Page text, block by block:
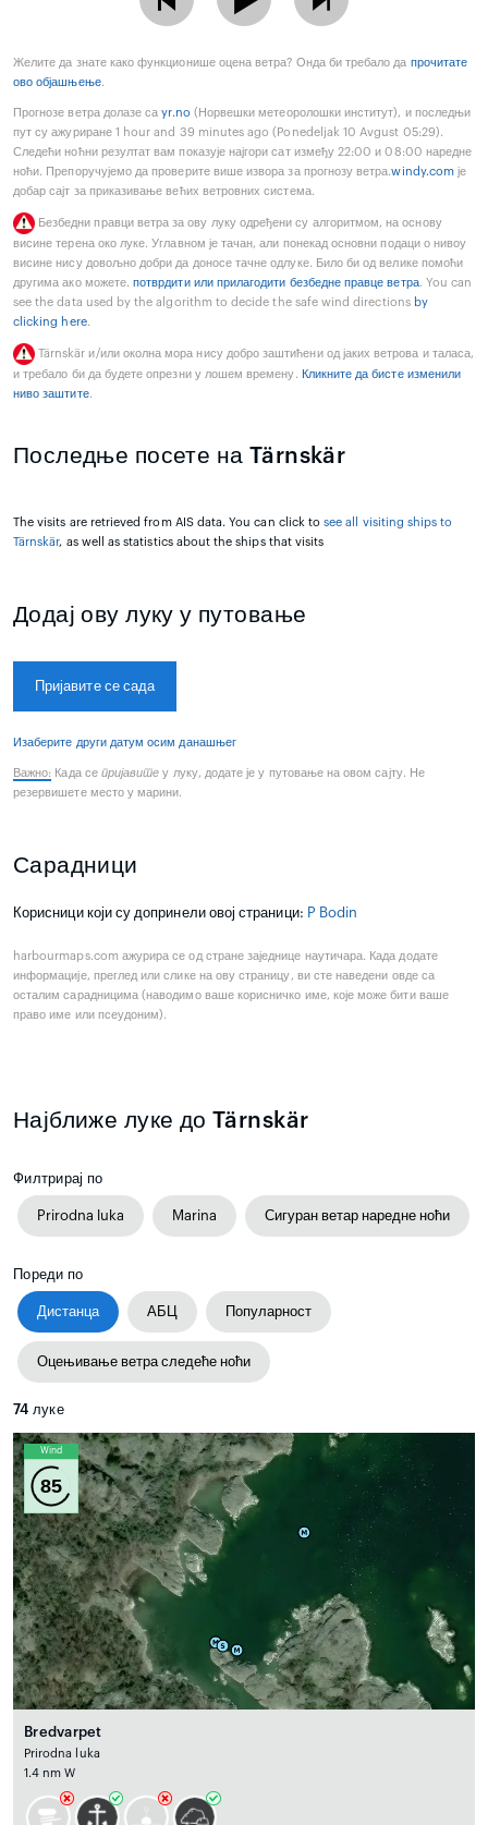
Желите да знате како функционише оцена ветра? Онда би требало да прочитате
ово објашњење.
Прогнозе ветра долазе саyr.no (Норвешки метеоролошки институт), и последњи
пут су ажуриране 1 hour and 39 minutes ago (Ponedeljak 10 Avgust 05:29).
Следећи ноћни резултат вам показује најгори сат између 22:00 и 08:00 наредне
ноћи. Препоручујемо да проверите више извора за прогнозу ветра.windy.comје
добар сајт за приказивање већих ветровних система.
Безбедни правци ветра за ову луку одређени су алгоритмом, на основу
висине терена око луке. Углавном је тачан, али понекад основни подаци о нивоу
висине нису довољно добри да доносе тачне одлуке. Било би од велике помоћи
другима ако можете.потврдити или прилагодити безбедне правце ветра. You can
see the data used by the algorithm to decide the safe wind directions by
clicking here.
Tärnskär и/или околна мора нису добро заштићени од јаких ветрова и таласа,
и требало би да будете опрезни у лошем времену. Кликните да бисте изменили
ниво заштите.
Последње посете на Tärnskär
The visits are retrieved from AIS data. You can click tosee all visiting ships to
Tärnskär, as well as statistics about the ships that visits
Додај ову луку у путовање
Пријавите се сада
Изаберите други датум осим данашњег
Важно: Када се пријавите у луку, додате је у путовање на овом сајту. Не
резервишете место у марини.
Сарадници
Корисници који су допринели овој страници: P Bodin
harbourmaps.com ажурира се од стране заједнице наутичара. Када додате
информације, преглед или слике на ову страницу, ви сте наведени овде са
осталим сарадницима (наводимо ваше корисничко име, које може бити ваше
право име или псеудоним).
Најближе луке до Tärnskär
Филтрирај по
Prirodna luka Marina Сигуран ветар наредне ноћи
Пореди по
Дистанца АБЦ Популарност
Оцењивање ветра следеће ноћи
74 луке
Wind
85
Bredvarpet
Prirodna luka
1.4 nm W